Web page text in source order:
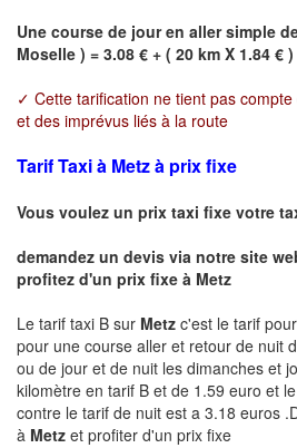
Une course de jour en aller simple
Moselle ) = 3.08 € + ( 20 km X 1.84 €
✓ Cette tarification ne tient pas
et des imprévus liés à la route
Tarif Taxi à Metz à prix fixe
Vous voulez un prix taxi fixe votre
demandez un devis via notre site
profitez d'un prix fixe à Metz
Le tarif taxi B sur Metz c'est le tarif
pour une course aller et retour de nuit
ou de jour et de nuit les dimanches et
kilomètre en tarif B et de 1.59 euro et
contre le tarif de nuit est a 3.18 euros
à Metz et profiter d'un prix fixe